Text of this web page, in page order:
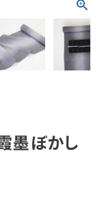
円
墨ぼかし